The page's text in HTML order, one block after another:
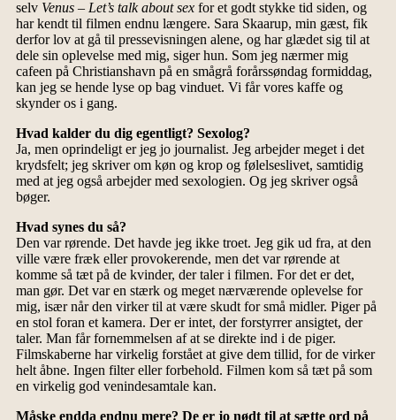
selv Venus – Let’s talk about sexfor et godt stykke tid siden, og
har kendt til filmen endnu længere. Sara Skaarup, min gæst, fik
derfor lov at gå til pressevisningen alene, og har glædet sig til at
dele sin oplevelse med mig, siger hun. Som jeg nærmer mig
cafeen på Christianshavn på en smågrå forårssøndag formiddag,
kan jeg se hende lyse op bag vinduet. Vi får vores kaffe og
skynder os i gang.
Hvad kalder du dig egentligt? Sexolog?
Ja, men oprindeligt er jeg jo journalist. Jeg arbejder meget i det
krydsfelt; jeg skriver om køn og krop og følelseslivet, samtidig
med at jeg også arbejder med sexologien. Og jeg skriver også
bøger.
Hvad synes du så?
Den var rørende. Det havde jeg ikke troet. Jeg gik ud fra, at den
ville være fræk eller provokerende, men det var rørende at
komme så tæt på de kvinder, der taler i filmen. For det er det,
man gør. Det var en stærk og meget nærværende oplevelse for
mig, især når den virker til at være skudt for små midler. Piger på
en stol foran et kamera. Der er intet, der forstyrrer ansigtet, der
taler. Man får fornemmelsen af at se direkte ind i de piger.
Filmskaberne har virkelig forstået at give dem tillid, for de virker
helt åbne. Ingen filter eller forbehold. Filmen kom så tæt på som
en virkelig god venindesamtale kan.
Måske endda endnu mere? De er jo nødt til at sætte ord på